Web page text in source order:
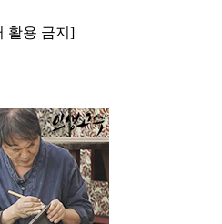
활용 금지]